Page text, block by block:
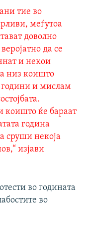
тие во
меѓутоа
доволно
да се
и некои
низ коишто
и мислам
коишто ќе бараат
година
сруши некоја
изјави
во годината
во